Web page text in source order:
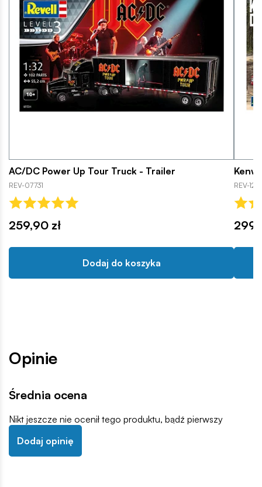
AC/DC Power Up Tour Truck - Trailer
REV-07731
259,90 zł
Dodaj do koszyka
REV-
Opinie
Średnia ocena
Nikt jeszcze nie ocenił tego produktu, bądź pierwszy
Dodaj opinię